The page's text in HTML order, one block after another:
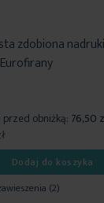
zdobiona
obniżką: 76,50
Dodaj do koszyka
(2)